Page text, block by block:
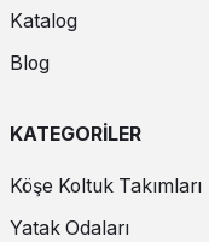
Katalog
Blog
KATEGORİLER
Köşe Koltuk Takımları
Yatak Odaları